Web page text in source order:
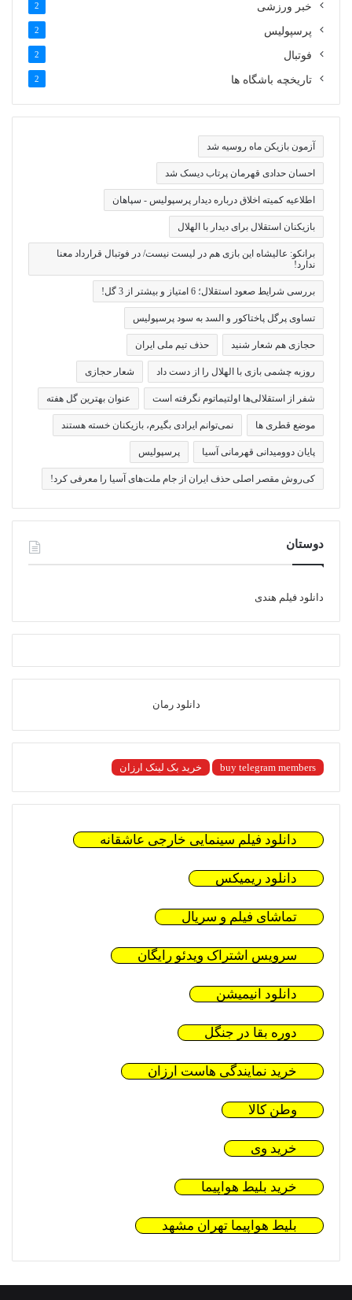
خبر ورزشی 2
پرسپولیس 2
فوتبال 2
تاریخچه باشگاه ها 2
آزمون بازیکن ماه روسیه شد
احسان حدادی قهرمان پرتاب دیسک شد
اطلاعیه کمیته اخلاق درباره دیدار پرسپولیس - سپاهان
بازیکنان استقلال برای دیدار با الهلال
برانکو: عالیشاه این بازی هم در لیست نیست/ در فوتبال قرارداد معنا
ندارد!
بررسی شرایط صعود استقلال؛ 6 امتیاز و بیشتر از 3 گل!
تساوی پرگل پاختاکور و السد به سود پرسپولیس
حجازی هم شعار شنید حذف تیم ملی ایران
روزبه چشمی بازی با الهلال را از دست داد شعار حجازی
شفر از استقلالی‌ها اولتیماتوم نگرفته است عنوان بهترین گل هفته
موضع قطری ها نمی‌توانم ایرادی بگیرم، بازیکنان خسته هستند
پایان دوومیدانی قهرمانی آسیا پرسپولیس
کی‌روش مقصر اصلی حذف ایران از جام ملت‌های آسیا را معرفی کرد!
دوستان
دانلود فیلم هندی
دانلود رمان
buy telegram members خرید بک لینک ارزان
دانلود فیلم سینمایی خارجی عاشقانه
دانلود ریمیکس
تماشای فیلم و سریال
سرویس اشتراک ویدئو رایگان
دانلود انیمیشن
دوره بقا در جنگل
خرید نمایندگی هاست ارزان
وطن کالا
خرید وی
خرید بلیط هواپیما
بلیط هواپیما تهران مشهد